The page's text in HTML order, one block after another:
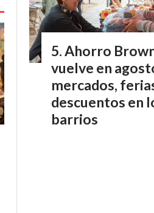
Ahorro
vuelve en
mercados,
descuentos en
barrios